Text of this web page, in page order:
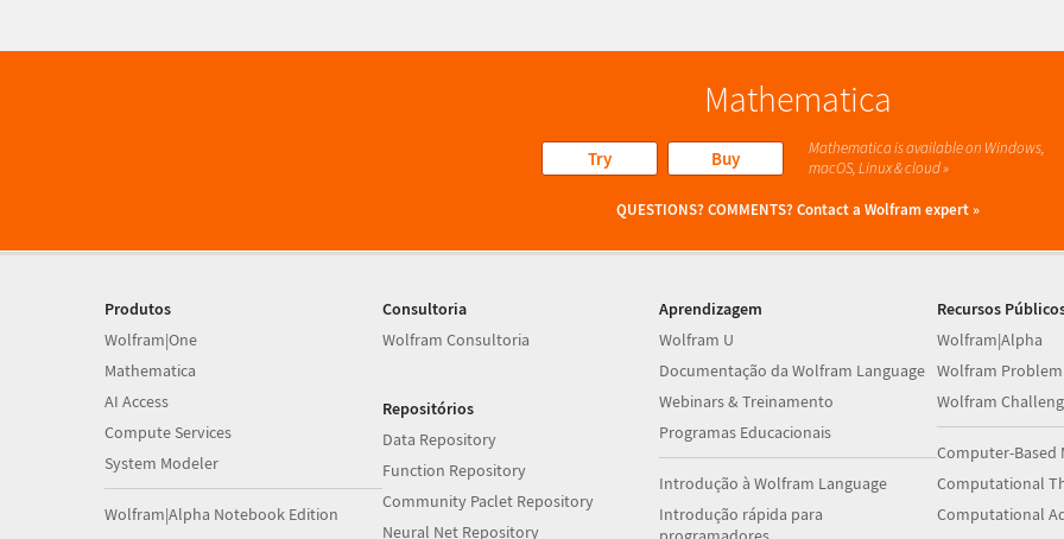
Mathematica
Try Buy
Mathematica is available on Windows,
macOS, Linux & cloud »
QUESTIONS? COMMENTS?Contact a Wolfram expert »
Produtos
Wolfram|One
Mathematica
AI Access
Compute Services
System Modeler
Wolfram|Alpha Notebook Edition
Consultoria
Wolfram Consultoria
Repositórios
Data Repository
Function Repository
Community Paclet Repository
Neural Net Repository
Aprendizagem
Wolfram U
Documentação da Wolfram Language
Webinars & Treinamento
Programas Educacionais
Introdução à Wolfram Language
Introdução rápida para
Recursos
Wolfram|Alpha
Wolfram
Wolfram
Computer-Based
Computational
Computational